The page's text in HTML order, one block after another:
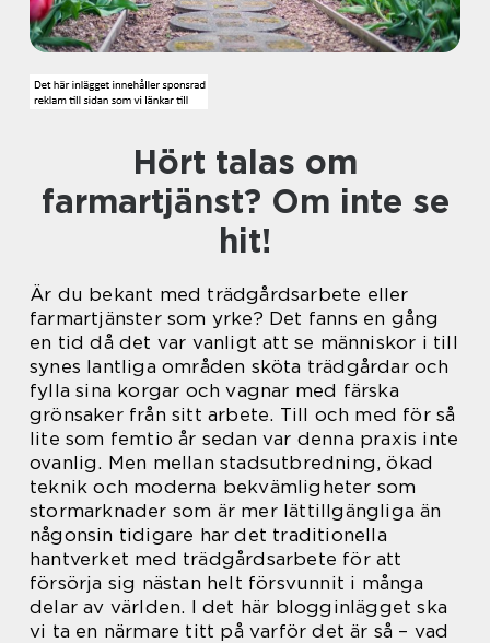
Hört talas om
farmartjänst? Om inte se
hit!
Är du bekant med trädgårdsarbete eller
farmartjänster som yrke? Det fanns en gång
en tid då det var vanligt att se människor i till
synes lantliga områden sköta trädgårdar och
fylla sina korgar och vagnar med färska
grönsaker från sitt arbete. Till och med för så
lite som femtio år sedan var denna praxis inte
ovanlig. Men mellan stadsutbredning, ökad
teknik och moderna bekvämligheter som
stormarknader som är mer lättillgängliga än
någonsin tidigare har det traditionella
hantverket med trädgårdsarbete för att
försörja sig nästan helt försvunnit i många
delar av världen. I det här blogginlägget ska
vi ta en närmare titt på varför det är så – vad